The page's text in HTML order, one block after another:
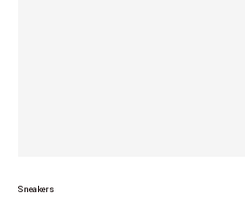
Sneakers